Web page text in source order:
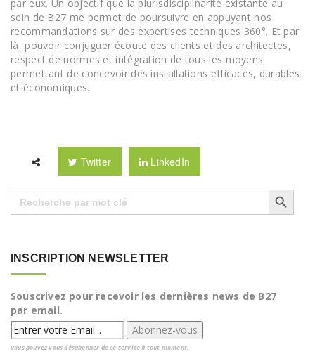
par eux. Un objectif que la plurisdisciplinarité existante au
sein de B27 me permet de poursuivre en appuyant nos
recommandations sur des expertises techniques 360°. Et par
là, pouvoir conjuguer écoute des clients et des architectes,
respect de normes et intégration de tous les moyens
permettant de concevoir des installations efficaces, durables
et économiques.
Twitter LinkedIn
Search
for:
Search Button
INSCRIPTION NEWSLETTER
Souscrivez pour recevoir les dernières news de B27
par email.
Vous pouvez vous désabonner de ce service à tout moment.